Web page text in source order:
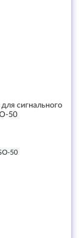
сигнального
50
50